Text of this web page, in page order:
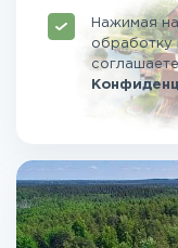
Нажимая
обработку